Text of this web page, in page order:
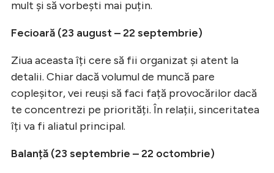
mult și să vorbești mai puțin.
Fecioară (23 august – 22 septembrie)
Ziua aceasta îți cere să fii organizat și atent la
detalii. Chiar dacă volumul de muncă pare
copleșitor, vei reuși să faci față provocărilor dacă
te concentrezi pe priorități. În relații, sinceritatea
îți va fi aliatul principal.
Balanță (23 septembrie – 22 octombrie)